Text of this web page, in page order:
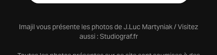
Imajil vous présente les photos de J.Luc Martyniak / Visitez
aussi : Studiograf.fr